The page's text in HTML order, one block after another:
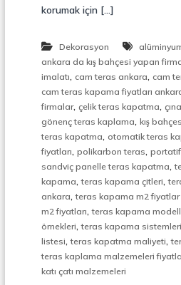
korumak için […]
Dekorasyon
ankara da kış bahçesi yapan
imalatı, cam teras ankara, cam
cam teras kapama fiyatları
firmalar, çelik teras kapatma,
gönenç teras kaplama, kış
teras kapatma, otomatik teras
fiyatları, polikarbon teras,
sandviç panelle teras kapatma,
kapama,teras kapama çitleri,
ankara,teras kapama m2 fiyatlar
m2 fiyatları,teras kapama
örnekleri,teras kapama sistemleri
listesi,teras kapatma maliyeti,
teras kaplama malzemeleri
katı çatı malzemeleri